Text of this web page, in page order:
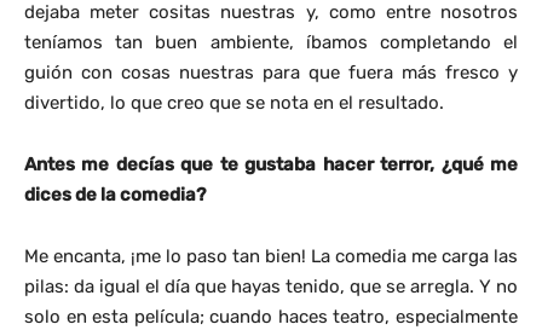
dejaba meter cositas nuestras y, como entre nosotros
teníamos tan buen ambiente, íbamos completando el
guión con cosas nuestras para que fuera más fresco y
divertido, lo que creo que se nota en el resultado.
Antes me decías que te gustaba hacer terror, ¿qué me
dices de la comedia?
Me encanta, ¡me lo paso tan bien! La comedia me carga las
pilas: da igual el día que hayas tenido, que se arregla. Y no
solo en esta película; cuando haces teatro, especialmente